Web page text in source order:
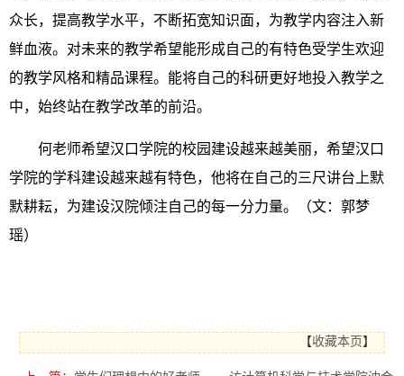
众长，提高教学水平，不断拓宽知识面，为教学内容注入新
鲜血液。对未来的教学希望能形成自己的有特色受学生欢迎
的教学风格和精品课程。能将自己的科研更好地投入教学之
中，始终站在教学改革的前沿。
何老师希望汉口学院的校园建设越来越美丽，希望汉口
学院的学科建设越来越有特色，他将在自己的三尺讲台上默
默耕耘，为建设汉院倾注自己的每一分力量。（文：郭梦
瑶）
【收藏本页】